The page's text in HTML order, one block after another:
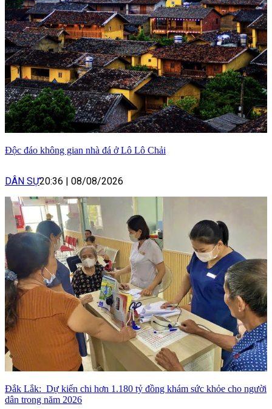
Độc đáo không gian nhà đá ở Lô Lô Chải
DÂN SỰ20:36 08/08/2026
Đắk Lắk: Dự kiến chi hơn 1.180 tỷ đồng khám sức khỏe cho người
dân trong năm 2026